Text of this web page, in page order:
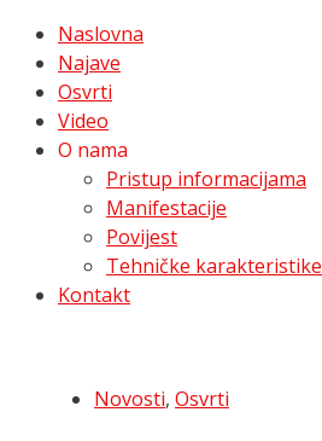
Naslovna
Najave
Osvrti
Video
O nama
Pristup informacijama
Manifestacije
Povijest
Tehničke karakteristike
Kontakt
Novosti, Osvrti